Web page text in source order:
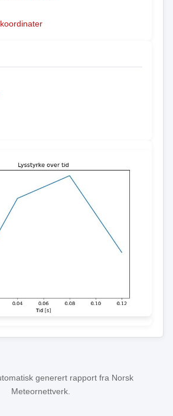
generert rapport fra Norsk
Meteornettverk.